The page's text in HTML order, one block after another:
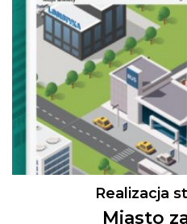
Realizacja
Miasto